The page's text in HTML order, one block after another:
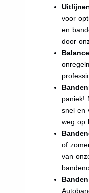
voor
en
door
paniek!
snel en
weg op
of
van